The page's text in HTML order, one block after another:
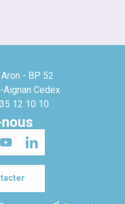
- BP 52
Cedex
12 10 10